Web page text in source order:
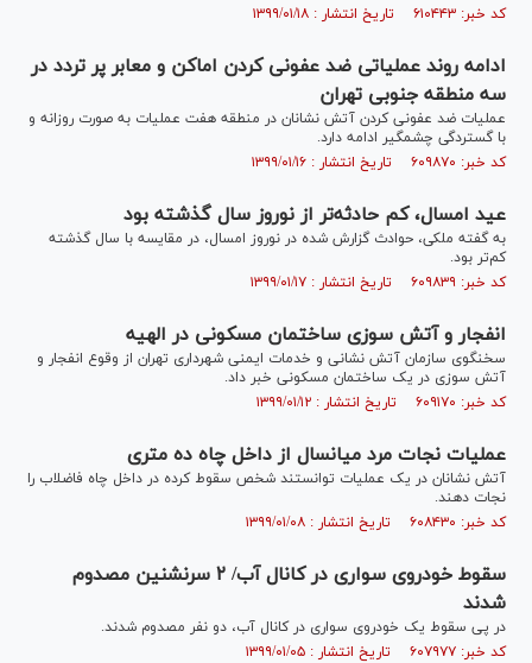
کد خبر: ۶۱۰۴۴۳ تاریخ انتشار : ۱۳۹۹/۰۱/۱۸
ادامه روند عملیاتی ضد عفونی کردن اماکن و معابر پر تردد در
سه منطقه جنوبی تهران
عملیات ضد عفونی کردن آتش نشانان در منطقه هفت عملیات به صورت روزانه و
با گستردگی چشمگیر ادامه دارد.
کد خبر: ۶۰۹۸۷۰ تاریخ انتشار : ۱۳۹۹/۰۱/۱۶
عید امسال، کم حادثه‌تر از نوروز سال گذشته بود
به گفته ملکی، حوادث گزارش شده در نوروز امسال، در مقایسه با سال گذشته
کم‌تر بود.
کد خبر: ۶۰۹۸۳۹ تاریخ انتشار : ۱۳۹۹/۰۱/۱۷
انفجار و آتش سوزی ساختمان مسکونی در الهیه
سخنگوی سازمان آتش نشانی و خدمات ایمنی شهرداری تهران از وقوع انفجار و
آتش سوزی در یک ساختمان مسکونی خبر داد.
کد خبر: ۶۰۹۱۷۰ تاریخ انتشار : ۱۳۹۹/۰۱/۱۲
عملیات نجات مرد میانسال از داخل چاه ده متری
آتش نشانان در یک عملیات توانستند شخص سقوط کرده در داخل چاه فاضلاب را
نجات دهند.
کد خبر: ۶۰۸۴۳۰ تاریخ انتشار : ۱۳۹۹/۰۱/۰۸
سقوط خودروی سواری در کانال آب/ ۲ سرنشنین مصدوم
شدند
در پی سقوط یک خودروی سواری در کانال آب، دو نفر مصدوم شدند.
کد خبر: ۶۰۷۹۷۷ تاریخ انتشار : ۱۳۹۹/۰۱/۰۵